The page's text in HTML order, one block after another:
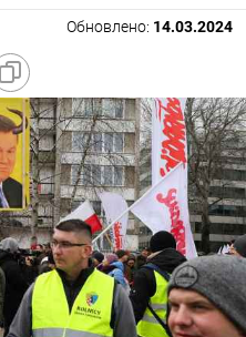
Обновлено: 14.03.2024